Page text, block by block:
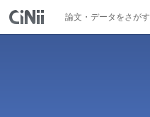
論文・データをさがす